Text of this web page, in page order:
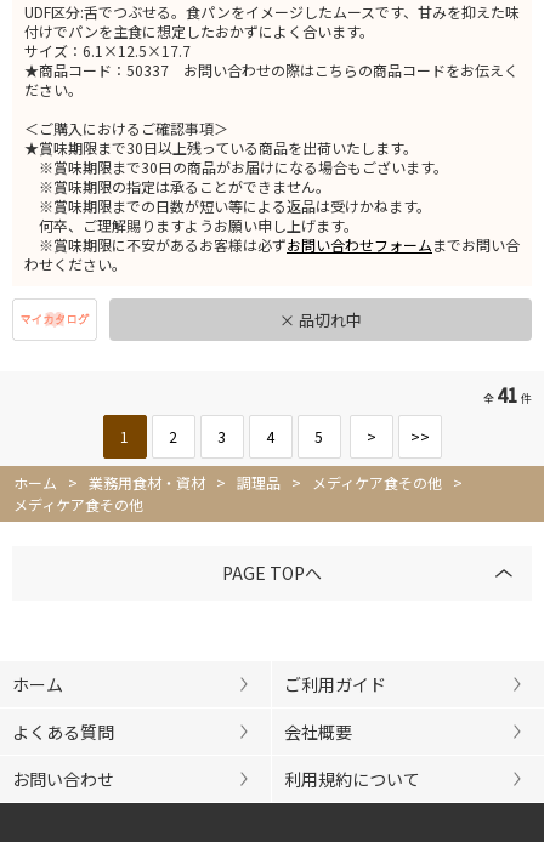
UDF区分:舌でつぶせる。食パンをイメージしたムースです、甘みを抑えた味
付けでパンを主食に想定したおかずによく合います。
サイズ：6.1×12.5×17.7
★商品コード：50337 お問い合わせの際はこちらの商品コードをお伝えく
ださい。
＜ご購入におけるご確認事項＞
★賞味期限まで30日以上残っている商品を出荷いたします。
※賞味期限まで30日の商品がお届けになる場合もございます。
※賞味期限の指定は承ることができません。
※賞味期限までの日数が短い等による返品は受けかねます。
何卒、ご理解賜りますようお願い申し上げます。
※賞味期限に不安があるお客様は必ずお問い合わせフォームまでお問い合
わせください。
× 品切れ中
全 41 件
1 2 3 4 5 > >>
ホーム > 業務用食材・資材 > 調理品 > メディケア食その他 >
メディケア食その他
PAGE TOPへ
ホーム
ご利用ガイド
よくある質問
会社概要
お問い合わせ
利用規約について